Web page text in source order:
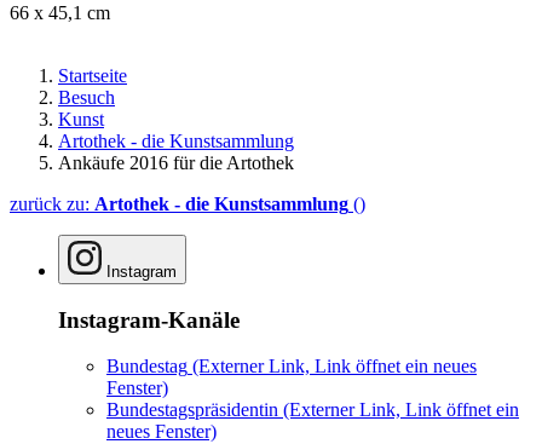
66 x 45,1 cm
Startseite
Besuch
Kunst
Artothek - die Kunstsammlung
Ankäufe 2016 für die Artothek
zurück zu: Artothek - die Kunstsammlung ()
Instagram
Instagram-Kanäle
Bundestag (Externer Link, Link öffnet ein neues
Fenster)
Bundestagspräsidentin (Externer Link, Link öffnet ein
neues Fenster)